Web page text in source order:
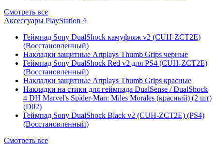
Смотреть все
Аксессуары PlayStation 4
Геймпад Sony DualShock камуфляж v2 (CUH-ZCT2E)
(Восстановленный)
Накладки защитные Artplays Thumb Grips черные
Геймпад Sony DualShock Red v2 для PS4 (CUH-ZCT2E)
(Восстановленный)
Накладки защитные Artplays Thumb Grips красные
Накладки на стики для геймпада DualSense / DualShock
4 DH Marvel's Spider-Man: Miles Morales (красный) (2 шт)
(D02)
Геймпад Sony DualShock Black v2 (CUH-ZCT2E) (PS4)
(Восстановленный)
Смотреть все